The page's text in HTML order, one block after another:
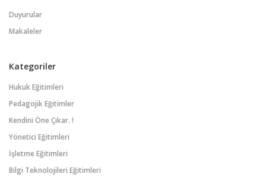
Duyurular
Makaleler
Kategoriler
Hukuk Eğitimleri
Pedagojik Eğitimler
Kendini Öne Çıkar. !
Yönetici Eğitimleri
İşletme Eğitimleri
Bilgi Teknolojileri Eğitimleri